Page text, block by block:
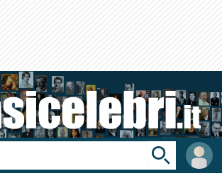
User
area
Toggle
search
bar